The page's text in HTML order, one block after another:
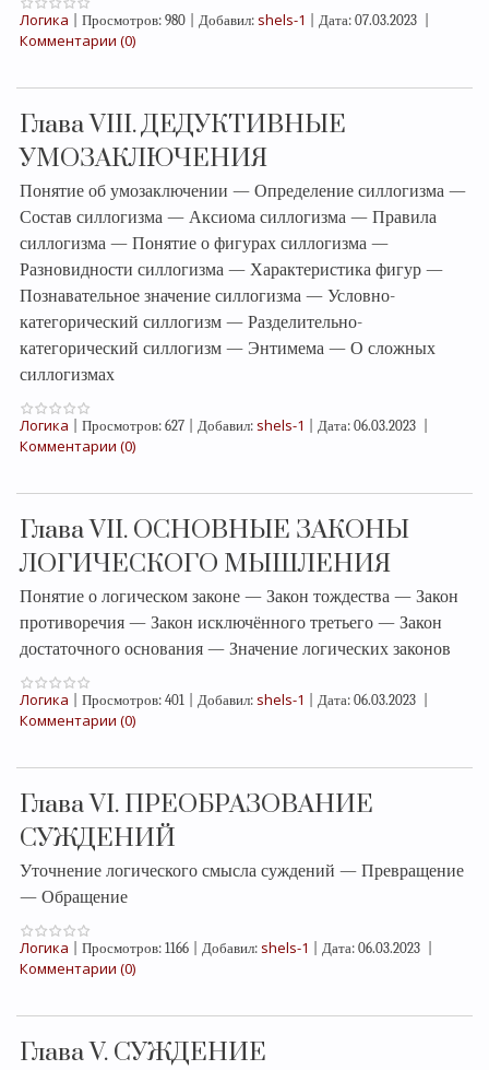
Логика Просмотров: 980 Добавил: shels-1 Дата: 07.03.2023
Комментарии (0)
Глава VIII. ДЕДУКТИВНЫЕ
УМОЗАКЛЮЧЕНИЯ
Понятие об умозаключении — Определение силлогизма —
Состав силлогизма — Аксиома силлогизма — Правила
силлогизма — Понятие о фигурах силлогизма —
Разновидности силлогизма — Характеристика фигур —
Познавательное значение силлогизма — Условно-
категорический силлогизм — Разделительно-
категорический силлогизм — Энтимема — О сложных
силлогизмах
Логика Просмотров: 627 Добавил: shels-1 Дата: 06.03.2023
Комментарии (0)
Глава VII. ОСНОВНЫЕ ЗАКОНЫ
ЛОГИЧЕСКОГО МЫШЛЕНИЯ
Понятие о логическом законе — Закон тождества — Закон
противоречия — Закон исключённого третьего — Закон
достаточного основания — Значение логических законов
Логика Просмотров: 401 Добавил: shels-1 Дата: 06.03.2023
Комментарии (0)
Глава VI. ПРЕОБРАЗОВАНИЕ
СУЖДЕНИЙ
Уточнение логического смысла суждений — Превращение
— Обращение
Логика Просмотров: 1166 Добавил: shels-1 Дата: 06.03.2023
Комментарии (0)
Глава V. СУЖДЕНИЕ